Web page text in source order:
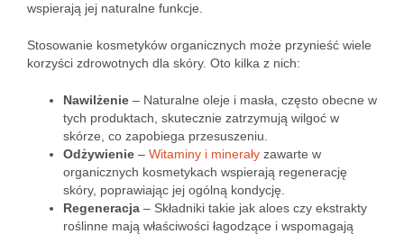
wspierają jej naturalne funkcje.
Stosowanie kosmetyków organicznych może przynieść wiele
korzyści zdrowotnych dla skóry. Oto kilka z nich:
Nawilżenie – Naturalne oleje i masła, często obecne w
tych produktach, skutecznie zatrzymują wilgoć w
skórze, co zapobiega przesuszeniu.
Odżywienie – Witaminy i minerały zawarte w
organicznych kosmetykach wspierają regenerację
skóry, poprawiając jej ogólną kondycję.
Regeneracja – Składniki takie jak aloes czy ekstrakty
roślinne mają właściwości łagodzące i wspomagają